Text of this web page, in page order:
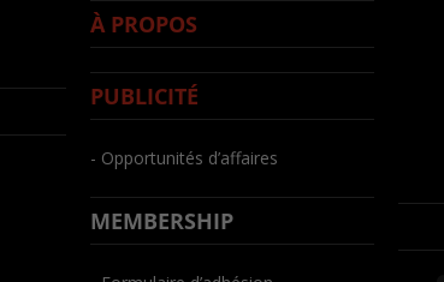
À PROPOS
PUBLICITÉ
- Opportunités d’affaires
MEMBERSHIP